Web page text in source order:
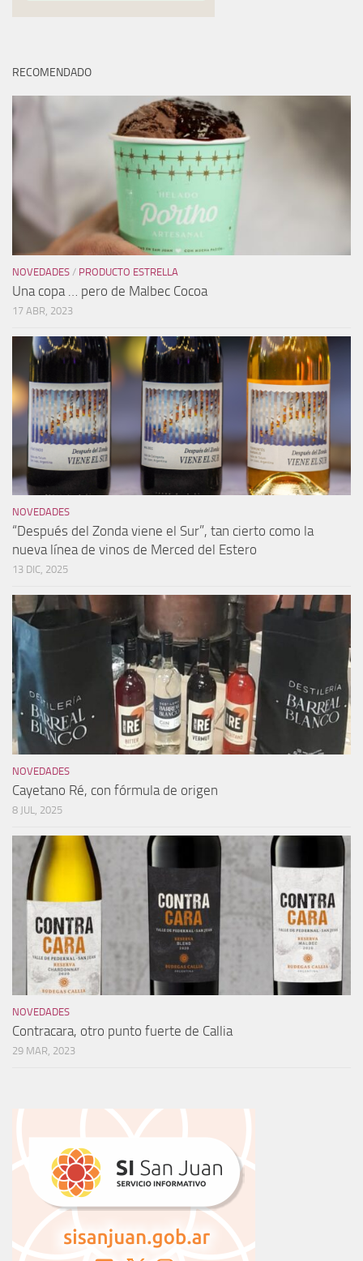
RECOMENDADO
NOVEDADES / PRODUCTO ESTRELLA
Una copa … pero de Malbec Cocoa
17 ABR, 2023
NOVEDADES
“Después del Zonda viene el Sur”, tan cierto como la
nueva línea de vinos de Merced del Estero
13 DIC, 2025
NOVEDADES
Cayetano Ré, con fórmula de origen
8 JUL, 2025
NOVEDADES
Contracara, otro punto fuerte de Callia
29 MAR, 2023